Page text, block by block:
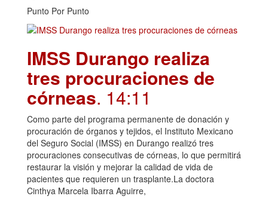
Punto Por Punto
IMSS Durango realiza
tres procuraciones de
córneas. 14:11
Como parte del programa permanente de donación y
procuración de órganos y tejidos, el Instituto Mexicano
del Seguro Social (IMSS) en Durango realizó tres
procuraciones consecutivas de córneas, lo que permitirá
restaurar la visión y mejorar la calidad de vida de
pacientes que requieren un trasplante.La doctora
Cinthya Marcela Ibarra Aguirre,